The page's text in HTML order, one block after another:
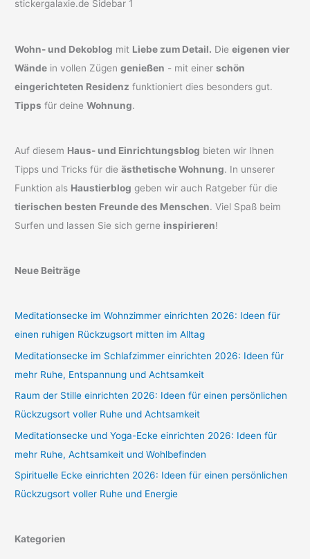
Wohn- und Dekoblog mit Liebe zum Detail. Dieeigenen vier
Wände in vollen Zügengenießen - mit einerschön
eingerichteten Residenz funktioniert dies besonders gut.
Tipps für deineWohnung.
Auf diesem Haus- und Einrichtungsblog bieten wir Ihnen
Tipps und Tricks für dieästhetische Wohnung. In unserer
Funktion als Haustierblog geben wir auch Ratgeber für die
tierischen besten Freunde des Menschen. Viel Spaß beim
Surfen und lassen Sie sich gerne inspirieren!
Neue Beiträge
Meditationsecke im Wohnzimmer einrichten 2026: Ideen für
einen ruhigen Rückzugsort mitten im Alltag
Meditationsecke im Schlafzimmer einrichten 2026: Ideen für
mehr Ruhe, Entspannung und Achtsamkeit
Raum der Stille einrichten 2026: Ideen für einen persönlichen
Rückzugsort voller Ruhe und Achtsamkeit
Meditationsecke und Yoga-Ecke einrichten 2026: Ideen für
mehr Ruhe, Achtsamkeit und Wohlbefinden
Spirituelle Ecke einrichten 2026: Ideen für einen persönlichen
Rückzugsort voller Ruhe und Energie
Kategorien